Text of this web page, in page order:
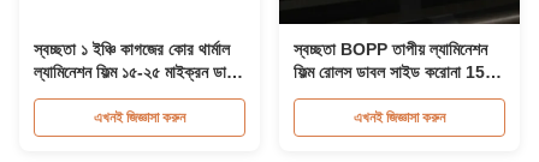
স্বচ্ছতা ১ ইঞ্চি কাগজের কোর থার্মাল
ল্যামিনেশন ফিল্ম ১৫-২৫ মাইক্রন ডাবল
সাইড করোনা ট্রিটড
এখনই জিজ্ঞাসা করুন
স্বচ্ছতা BOPP তাপীয় ল্যামিনেশন
ফিল্ম রোলস ডাবল সাইড করোনা 15-
25 মাইক্রন চিকিত্সা
এখনই জিজ্ঞাসা করুন